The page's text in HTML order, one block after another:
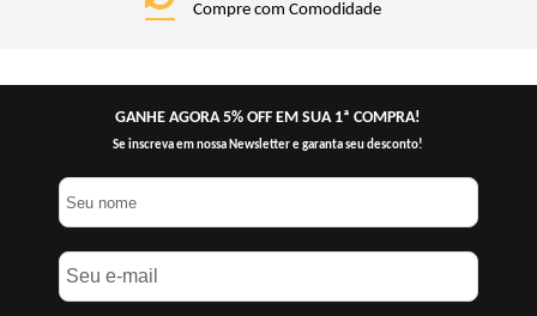
Compre com Comodidade
GANHE AGORA 5% OFF EM SUA 1ª COMPRA!
Se inscreva em nossa Newsletter e garanta seu desconto!